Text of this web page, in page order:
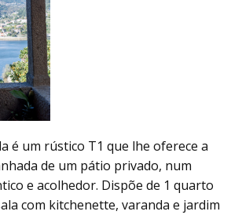
é um rústico T1 que lhe oferece a
de um pátio privado, num
e acolhedor. Dispõe de 1 quarto
com kitchenette, varanda e jardim